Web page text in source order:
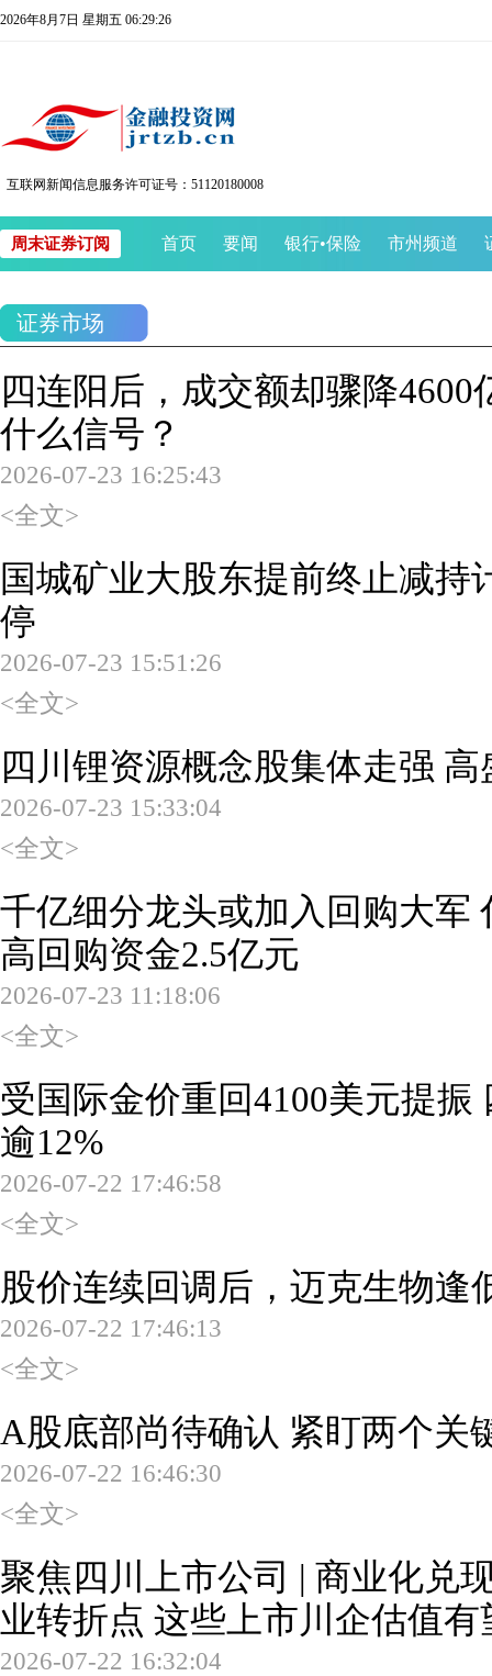
2026年8月7日 星期五 06:29:27
互联网新闻信息服务许可证号：51120180008
周末证券订阅 首页 要闻 银行•保险 市州频道
证券市场
四连阳后，成交额却骤降
什么信号？
2026-07-23 16:25:43
<全文>
国城矿业大股东提前终止减持
停
2026-07-23 15:51:26
<全文>
四川锂资源概念股集体走强
2026-07-23 15:33:04
<全文>
千亿细分龙头或加入回购大军
高回购资金2.5亿元
2026-07-23 11:18:06
<全文>
受国际金价重回4100美元提
逾12%
2026-07-22 17:46:58
<全文>
股价连续回调后，迈克生物逢
2026-07-22 17:46:13
<全文>
A股底部尚待确认 紧盯两个关
2026-07-22 16:46:30
<全文>
聚焦四川上市公司 | 商业化兑
业转折点 这些上市川企估值
2026-07-22 16:32:04